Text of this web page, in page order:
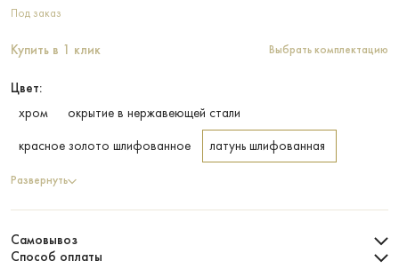
Под заказ
Купить в 1 клик Выбрать комплектацию
Цвет:
хром
окрытие в нержавеющей стали
красное золото шлифованное латунь шлифованная
Развернуть
Самовывоз
Способ оплаты